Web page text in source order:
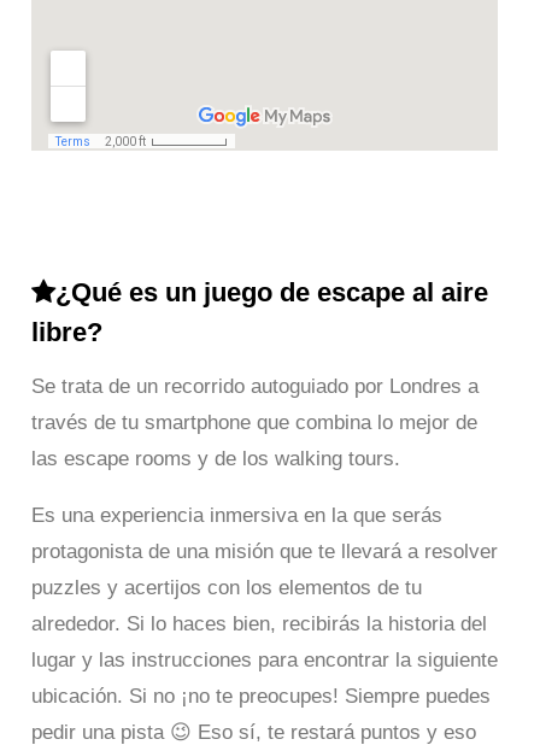
¿Qué es un juego de escape al aire
libre?
Se trata de un recorrido autoguiado por Londres a
través de tu smartphone que combina lo mejor de
las escape rooms y de los walking tours.
Es una experiencia inmersiva en la que serás
protagonista de una misión que te llevará a resolver
puzzles y acertijos con los elementos de tu
alrededor. Si lo haces bien, recibirás la historia del
lugar y las instrucciones para encontrar la siguiente
ubicación. Si no ¡no te preocupes! Siempre puedes
pedir una pista 😉 Eso sí, te restará puntos y eso